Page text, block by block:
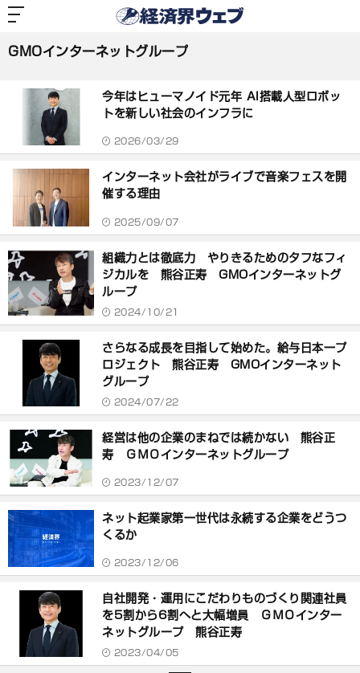
GMOインターネットグループ
GMOインターネットグループ
今年はヒューマノイド元年 AI搭載人型ロボッ
トを新しい社会のインフラに
2026/03/29
インターネット会社がライブで音楽フェスを開
催する理由
2025/09/07
組織力とは徹底力 やりきるためのタフなフィ
ジカルを 熊谷正寿 GMOインターネットグ
ループ
2024/10/21
さらなる成長を目指して始めた。給与日本一プ
ロジェクト 熊谷正寿 GMOインターネット
グループ
2024/07/22
経営は他の企業のまねでは続かない 熊谷正
寿 ＧＭＯインターネットグループ
2023/12/07
ネット起業家第一世代は永続する企業をどうつ
くるか
2023/12/06
自社開発・運用にこだわりものづくり関連社員
を5割から6割へと大幅増員 ＧＭＯインター
ネットグループ 熊谷正寿
2023/04/05